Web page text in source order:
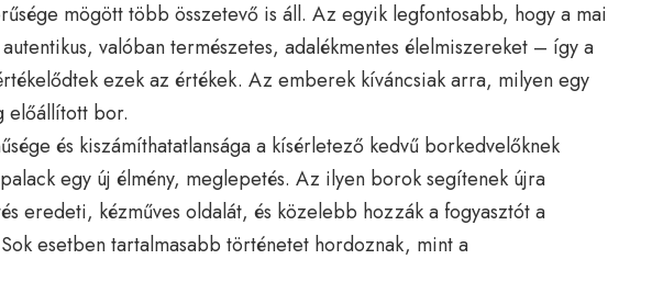
mögött több összetevő is áll. Az egyik legfontosabb, hogy a mai
valóban természetes, adalékmentes élelmiszereket – így a
ezek az értékek. Az emberek kíváncsiak arra, milyen egy
előállított bor.
és kiszámíthatatlansága a kísérletező kedvű borkedvelőknek
egy új élmény, meglepetés. Az ilyen borok segítenek újra
eredeti, kézműves oldalát, és közelebb hozzák a fogyasztót a
esetben tartalmasabb történetet hordoznak, mint a